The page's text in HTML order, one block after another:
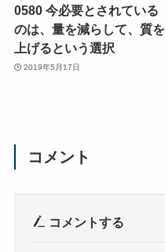
0580 今必要とされている
のは、量を減らして、質を
上げるという選択
2019年5月17日
コメント
コメントする